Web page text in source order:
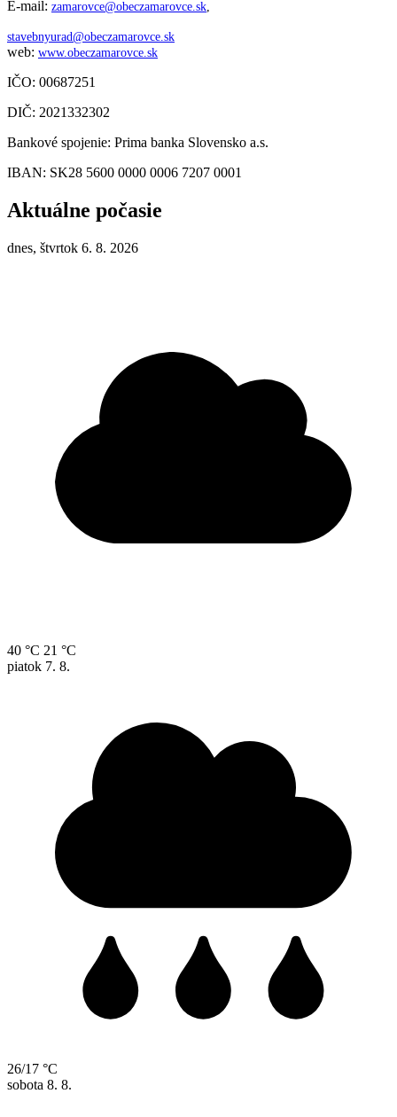
E-mail: zamarovce@obeczamarovce.sk
stavebnyurad@obeczamarovce.sk
web: www.obeczamarovce.sk
IČO: 00687251
DIČ: 2021332302
Bankové spojenie: Prima banka Slovensko a.s.
IBAN: SK28 5600 0000 0006 7207 0001
Aktuálne počasie
dnes, štvrtok 6. 8. 2026
40 °C 21 °C
piatok 7. 8.
26/17 °C
sobota 8. 8.